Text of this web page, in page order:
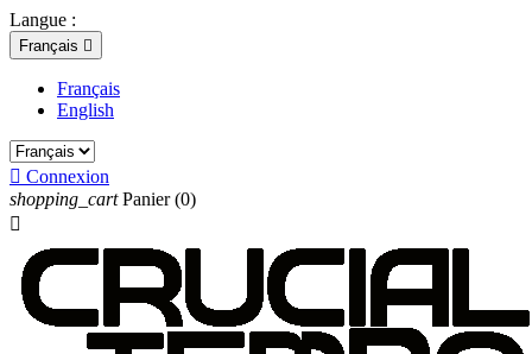
Langue :
Français 
Français
English
 Connexion
shopping_cart Panier (0)
